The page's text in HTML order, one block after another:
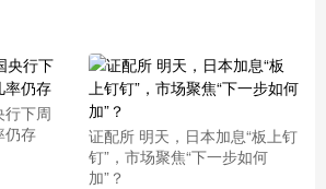
行下周
仍存
证配所 明天，日本加息“板上钉
钉”，市场聚焦“下一步如何
加”？